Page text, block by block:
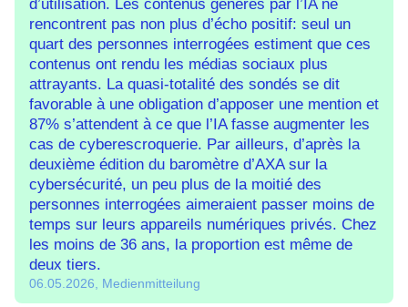
d’utilisation. Les contenus générés par l’IA ne
rencontrent pas non plus d’écho positif: seul un
quart des personnes interrogées estiment que ces
contenus ont rendu les médias sociaux plus
attrayants. La quasi-totalité des sondés se dit
favorable à une obligation d’apposer une mention et
87% s’attendent à ce que l’IA fasse augmenter les
cas de cyberescroquerie. Par ailleurs, d’après la
deuxième édition du baromètre d’AXA sur la
cybersécurité, un peu plus de la moitié des
personnes interrogées aimeraient passer moins de
temps sur leurs appareils numériques privés. Chez
les moins de 36 ans, la proportion est même de
deux tiers.
06.05.2026, Medienmitteilung